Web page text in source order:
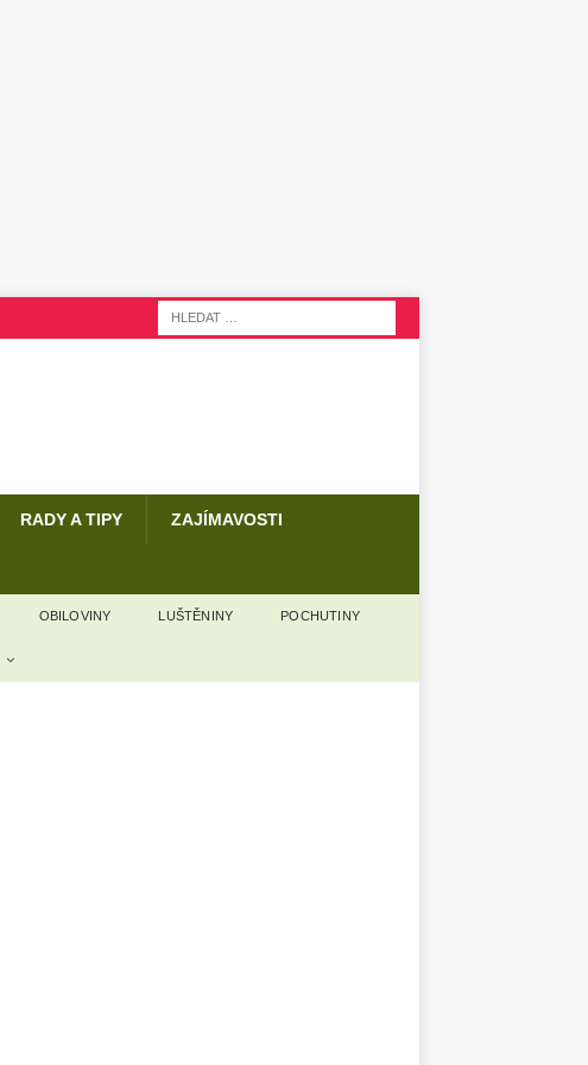
RADY A TIPY ZAJÍMAVOSTI
OBILOVINY LUŠTĚNINY POCHUTINY